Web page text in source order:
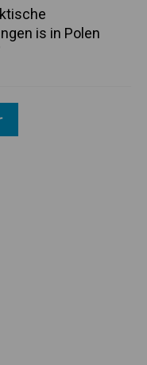
is in Polen